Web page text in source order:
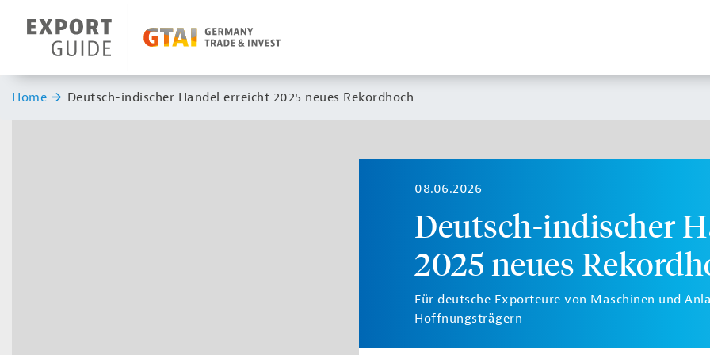
Header Logo
Sie sind hier:
Home Deutsch-indischer Handel erreicht 2025 neues Rekordhoch
08.06.2026
Deutsch-indischer
2025 neues
Für deutsche Exporteure von Maschinen und
Hoffnungsträgern